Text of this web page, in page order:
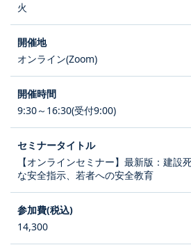
火
オンライン(Zoom)
9:30～16:30(受付9:00)
【オンラインセミナー】最新版：建設
な安全指示、若者への安全教育
14,300